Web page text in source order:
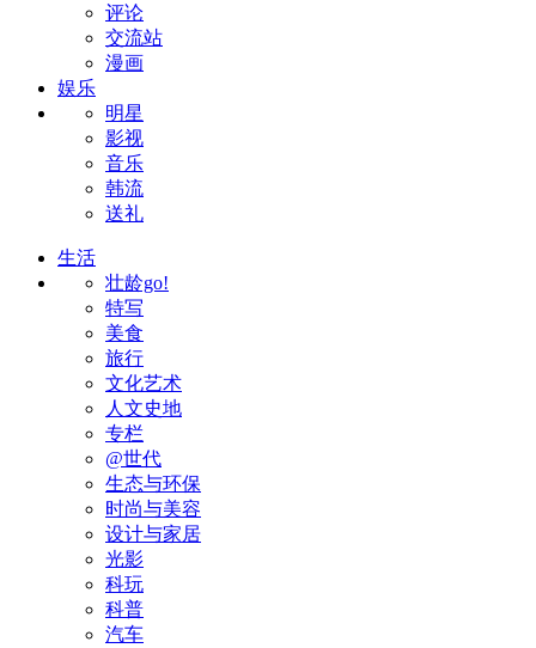
评论
交流站
漫画
娱乐
明星
影视
音乐
韩流
送礼
生活
壮龄go!
特写
美食
旅行
文化艺术
人文史地
专栏
@世代
生态与环保
时尚与美容
设计与家居
光影
科玩
科普
汽车